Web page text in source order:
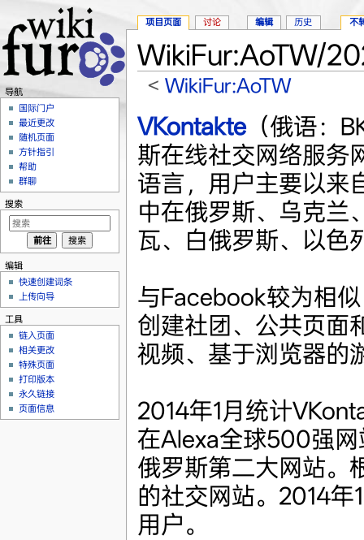
WikiFur:AoTW/
<WikiFur:AoTW
VKontakte（俄语：
斯在线社交网络服务
语言，用户主要以来
中在俄罗斯、乌克兰
瓦、白俄罗斯、以色
与Facebook较为相
创建社团、公共页面
视频、基于浏览器的
2014年1月统计
在Alexa全球500强网
俄罗斯第二大网站。
的社交网站。2014
用户。
项目页面 讨论 编辑 历史 不
导航
国际门户
最近更改
随机页面
方针指引
帮助
群聊
搜索
编辑
快速创建词条
上传向导
工具
链入页面
相关更改
特殊页面
打印版本
永久链接
页面信息